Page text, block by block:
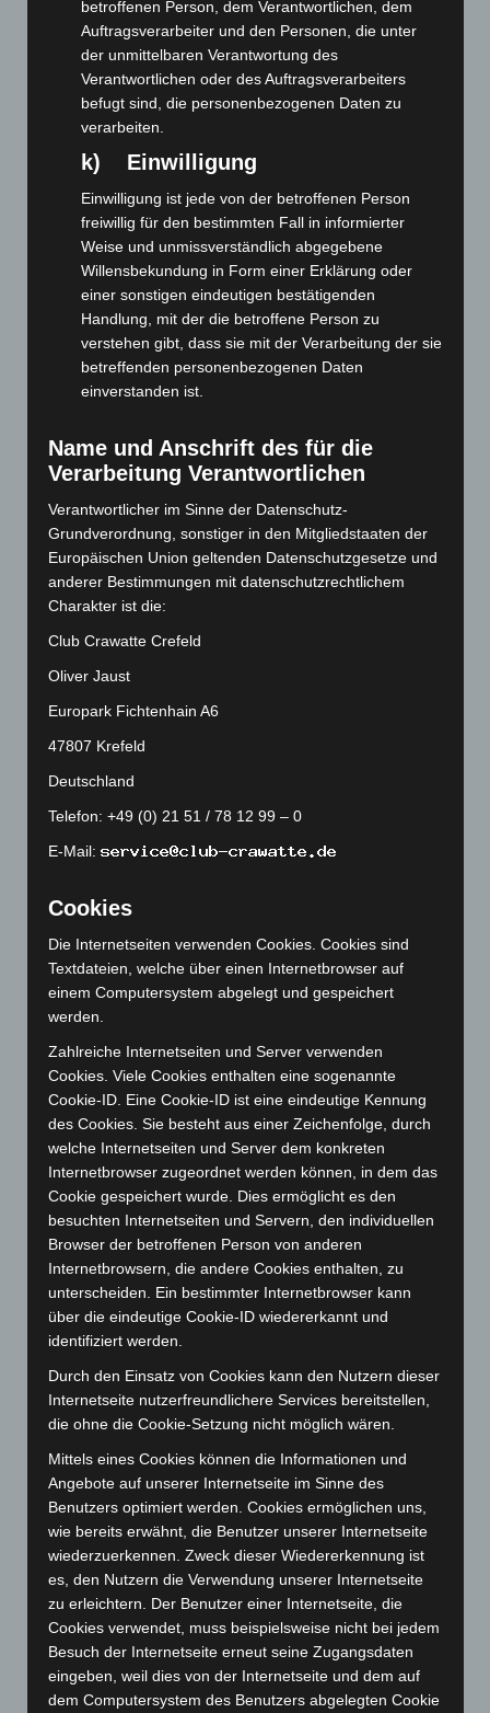
Art.-Nr. 11216-3
tie, pure silk, jacquard woven, 8,5 cm width,
smaler width available, quantity on request
Price: 5,00 € plus tax & shipping
tie, pure silk, jacquard woven, 8,5 cm width,
Art.-Nr. 11218-1
tie, pure silk, jacquard woven, 8,5 cm width,
smaler width available, quantity on request
Price: 5,00 € plus tax & shipping
Art.-Nr. 11219-2
smaler width available, quantity on request
Price: 5,00 € plus tax & shipping
betroffenen Person, dem Verantwortlichen, dem
Auftragsverarbeiter und den Personen, die unter
der unmittelbaren Verantwortung des
Verantwortlichen oder des Auftragsverarbeiters
befugt sind, die personenbezogenen Daten zu
verarbeiten.
k) Einwilligung
Einwilligung ist jede von der betroffenen Person
freiwillig für den bestimmten Fall in informierter
Weise und unmissverständlich abgegebene
Willensbekundung in Form einer Erklärung oder
einer sonstigen eindeutigen bestätigenden
Handlung, mit der die betroffene Person zu
verstehen gibt, dass sie mit der Verarbeitung der sie
betreffenden personenbezogenen Daten
einverstanden ist.
Name und Anschrift des für die
Verarbeitung Verantwortlichen
Verantwortlicher im Sinne der Datenschutz-
Grundverordnung, sonstiger in den Mitgliedstaaten der
Europäischen Union geltenden Datenschutzgesetze und
anderer Bestimmungen mit datenschutzrechtlichem
Charakter ist die:
Club Crawatte Crefeld
Oliver Jaust
Europark Fichtenhain A6
47807 Krefeld
Deutschland
Telefon: +49 (0) 21 51 / 78 12 99 – 0
E-Mail:
Cookies
Die Internetseiten verwenden Cookies. Cookies sind
Textdateien, welche über einen Internetbrowser auf
einem Computersystem abgelegt und gespeichert
werden.
Zahlreiche Internetseiten und Server verwenden
Cookies. Viele Cookies enthalten eine sogenannte
Cookie-ID. Eine Cookie-ID ist eine eindeutige Kennung
des Cookies. Sie besteht aus einer Zeichenfolge, durch
welche Internetseiten und Server dem konkreten
Internetbrowser zugeordnet werden können, in dem das
Cookie gespeichert wurde. Dies ermöglicht es den
besuchten Internetseiten und Servern, den individuellen
Browser der betroffenen Person von anderen
Internetbrowsern, die andere Cookies enthalten, zu
unterscheiden. Ein bestimmter Internetbrowser kann
über die eindeutige Cookie-ID wiedererkannt und
identifiziert werden.
Durch den Einsatz von Cookies kann den Nutzern dieser
Internetseite nutzerfreundlichere Services bereitstellen,
die ohne die Cookie-Setzung nicht möglich wären.
Mittels eines Cookies können die Informationen und
Angebote auf unserer Internetseite im Sinne des
Benutzers optimiert werden. Cookies ermöglichen uns,
wie bereits erwähnt, die Benutzer unserer Internetseite
wiederzuerkennen. Zweck dieser Wiedererkennung ist
es, den Nutzern die Verwendung unserer Internetseite
zu erleichtern. Der Benutzer einer Internetseite, die
Cookies verwendet, muss beispielsweise nicht bei jedem
Besuch der Internetseite erneut seine Zugangsdaten
eingeben, weil dies von der Internetseite und dem auf
dem Computersystem des Benutzers abgelegten Cookie